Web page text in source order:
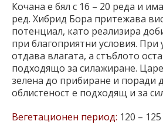
Кочана е бял с 16 – 20 реда и
ред. Хибрид Бора притежава
потенциал, като реализира
при благоприятни условия. При
отдава влагата, а стъблото
подходящо за силажиране.
зелена до прибиране и поради
облистеност е подходящ и за
Вегетационен период: 120 –